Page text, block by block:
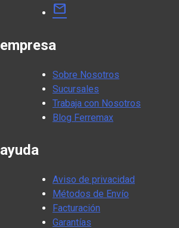
mail
empresa
Sobre Nosotros
Sucursales
Trabaja con Nosotros
Blog Ferremax
ayuda
Aviso de privacidad
Métodos de Envío
Facturación
Garantías